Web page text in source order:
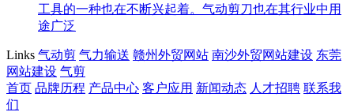
工具的一种也在不断兴起着。气动剪刀也在其行业中用
途广泛
Links 气动剪 气力输送 赣州外贸网站 南沙外贸网站建设 东莞
网站建设 气剪
首页 品牌历程 产品中心 客户应用 新闻动态 人才招聘 联系我
们